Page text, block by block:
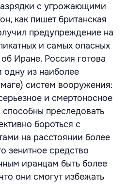
с угрожающими
как пишет британская
предупреждение на
и самых опасных
Иране. Россия готова
одну из наиболее
систем вооружения:
и смертоносное
преследовать
бороться с
на расстоянии более
зенитное средство
иранцам быть более
они смогут избежать